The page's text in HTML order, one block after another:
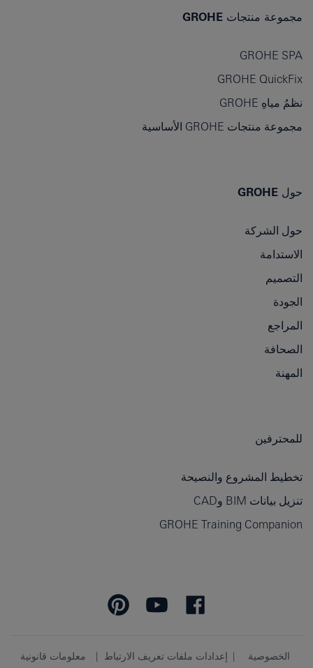
مجموعة منتجات GROHE
GROHE SPA
GROHE QuickFix
نظمُ مياهِ GROHE
مجموعة منتجات GROHE الأساسية
حول GROHE
حول الشركة
الاستدامة
التصميم
الجودة
المراجع
الصحافة
المهنة
للمحترفين
تخطيط المشروع والنصيحة
تنزيل بيانات BIM وCAD
GROHE Training Companion
الخصوصية إعدادات ملفات تعريف الارتباط معلومات قانونية